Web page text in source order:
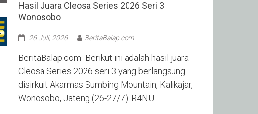
Hasil Juara Cleosa Series 2026 Seri 3
Wonosobo ‎
26 Juli, 2026 BeritaBalap.com
BeritaBalap.com- Berikut ini adalah hasil juara
Cleosa Series 2026 seri 3 yang berlangsung
disirkuit Akarmas Sumbing Mountain, Kalikajar,
Wonosobo, Jateng (26-27/7). R4NU